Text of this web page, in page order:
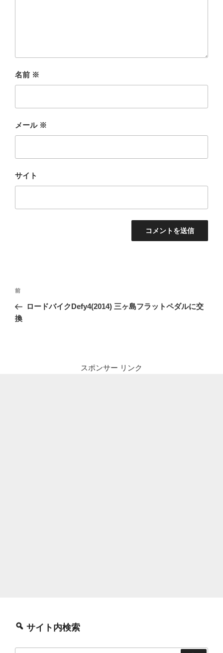
名前 ※
メール ※
サイト
投
ナ
前
の
投
前
ロードバイクDefy4(2014) 三ヶ島フラットペダルに交
換
スポンサー リンク
サイト内検索